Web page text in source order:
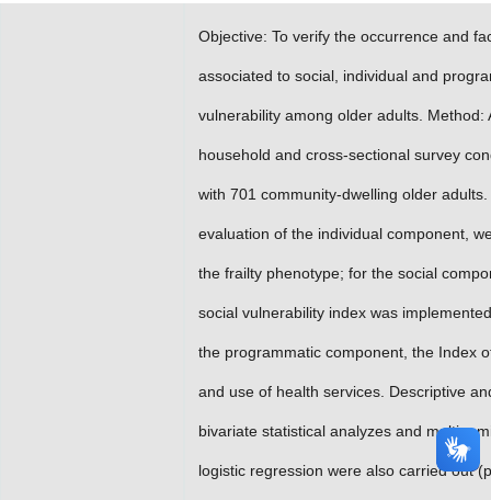
Objective: To verify the occurrence and
associated to social, individual and
vulnerability among older adults. Method:
household and cross-sectional survey
with 701 community-dwelling older
evaluation of the individual component,
the frailty phenotype; for the social
social vulnerability index was
the programmatic component, the Index
and use of health services. Descriptive
bivariate statistical analyzes and
logistic regression were also carried out